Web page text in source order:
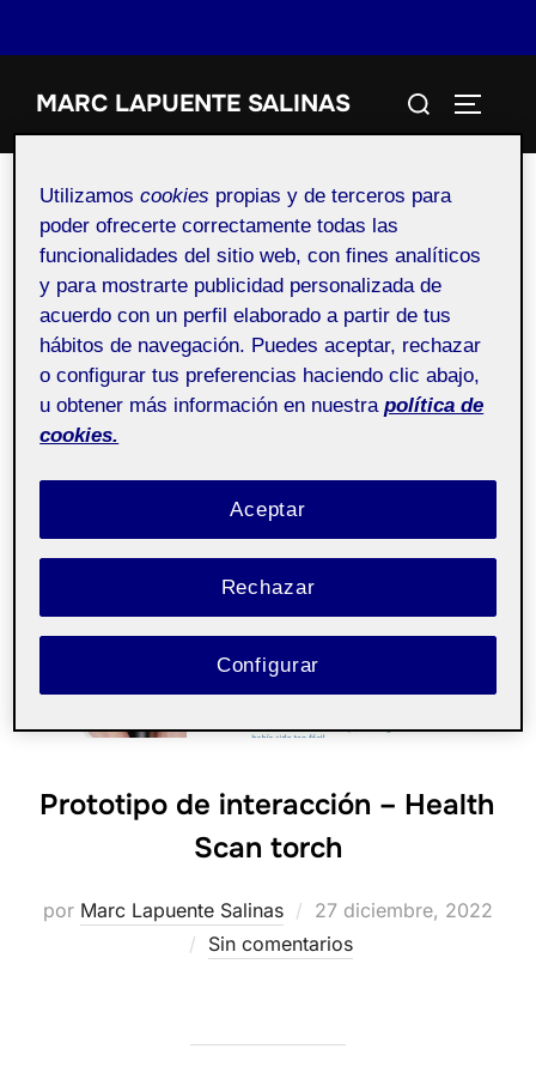
contenido
MARC LAPUENTE SALINAS Buscar:
ActiFolio:4. Diseño
especulativo: Paradigmas de
interacción
Prototipo de interacción – Health
Scan torch
por Marc Lapuente Salinas
Publicado
el
27 diciembre, 2022
Sin comentarios
Utilizamoscookies propias y de terceros para
poder ofrecerte correctamente todas las
funcionalidades del sitio web, con fines analíticos
y para mostrarte publicidad personalizada de
acuerdo con un perfil elaborado a partir de tus
hábitos de navegación. Puedes aceptar, rechazar
o configurar tus preferencias haciendo clic abajo,
u obtener más información en nuestra política de
cookies.
Rechazar
Aceptar
Configurar